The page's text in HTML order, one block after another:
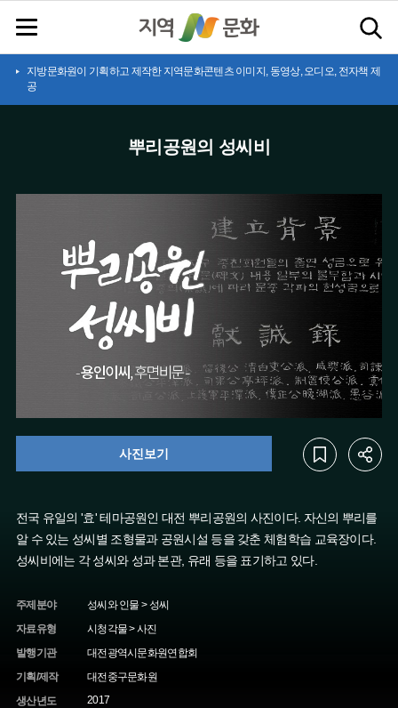
지방문화원이 기획하고 제작한 지역문화콘텐츠 이미지, 동영상, 오디오, 전자책 제
공
뿌리공원의 성씨비
전국 유일의 '효' 테마공원인 대전 뿌리공원의 사진이다. 자신의 뿌리를
알 수 있는 성씨별 조형물과 공원시설 등을 갖춘 체험학습 교육장이다.
성씨비에는 각 성씨와 성과 본관, 유래 등을 표기하고 있다.
주제분야
성씨와 인물 > 성씨
자료유형
시청각물 > 사진
발행기관
대전광역시문화원연합회
기획/제작
대전중구문화원
생산년도
2017
사진보기